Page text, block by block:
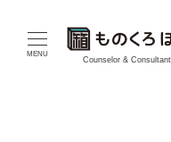
MENU
Counselor & Consultant